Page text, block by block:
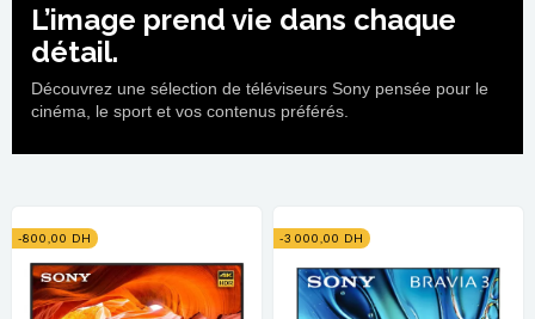
L’image prend vie dans chaque
détail.
Découvrez une sélection de téléviseurs Sony pensée pour le
cinéma, le sport et vos contenus préférés.
-800,00 DH -3 000,00 DH